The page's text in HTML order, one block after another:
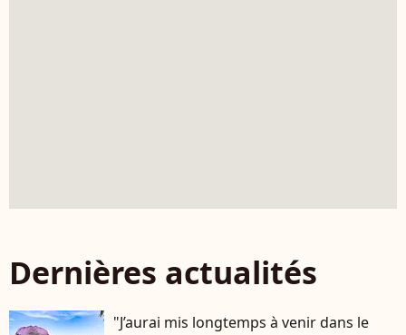
Dernières actualités
"J’aurai mis longtemps à venir dans le